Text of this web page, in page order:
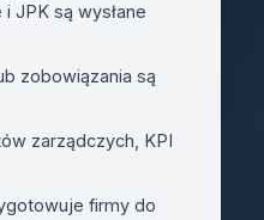
JPK są wysłane
zobowiązania są
zarządczych, KPI
firmy do